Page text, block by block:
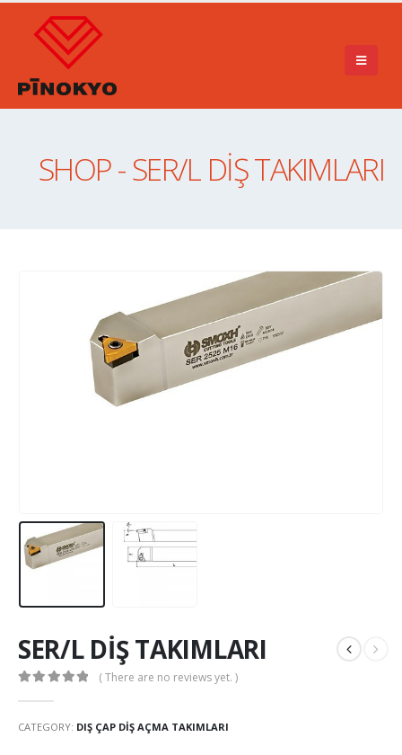
SHOP - SER/L DİŞ TAKIMLARI
SER/L DİŞ TAKIMLARI
( There are no reviews yet. )
CATEGORY: DIŞ ÇAP DIŞ AÇMA TAKIMLARI